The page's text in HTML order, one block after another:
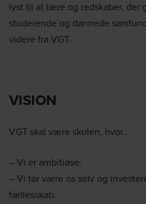
lyst til at lære og redskaber, der
studerende og dannede
videre fra VGT.
VISION
VGT skal være skolen, hvor…
– Vi er ambitiøse.
– Vi tør være os selv og
fællesskab.